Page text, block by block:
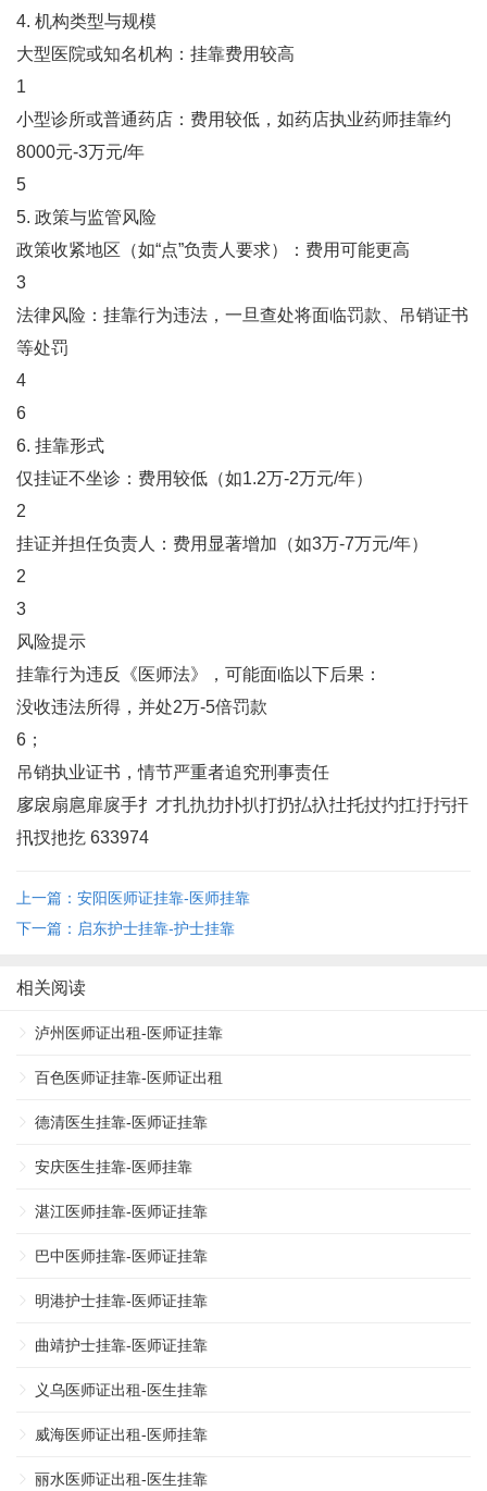
4. ‌机构类型与规模‌
大型医院或知名机构：挂靠费用较高‌
1
小型诊所或普通药店：费用较低，如药店执业药师挂靠约
8000元-3万元/年‌
5
5. ‌政策与监管风险‌
政策收紧地区（如“点”负责人要求）：费用可能更高‌
3
法律风险：挂靠行为违法，一旦查处将面临罚款、吊销证书
等处罚‌
4
6
6. ‌挂靠形式‌
‌仅挂证不坐诊‌：费用较低（如1.2万-2万元/年）‌
2
‌挂证并担任负责人‌：费用显著增加（如3万-7万元/年）‌
2
3
风险提示
挂靠行为违反《医师法》，可能面临以下后果：
没收违法所得，并处2万-5倍罚款‌
6；
吊销执业证书，情节严重者追究刑事责任‌
扅扆扇扈扉扊手扌才扎扏扐扑扒打扔払扖扗托扙扚扛扜扝扞
扟扠扡扢 633974
上一篇：安阳医师证挂靠-医师挂靠
下一篇：启东护士挂靠-护士挂靠
相关阅读
泸州医师证出租-医师证挂靠
百色医师证挂靠-医师证出租
德清医生挂靠-医师证挂靠
安庆医生挂靠-医师挂靠
湛江医师挂靠-医师证挂靠
巴中医师挂靠-医师证挂靠
明港护士挂靠-医师证挂靠
曲靖护士挂靠-医师证挂靠
义乌医师证出租-医生挂靠
威海医师证出租-医师挂靠
丽水医师证出租-医生挂靠